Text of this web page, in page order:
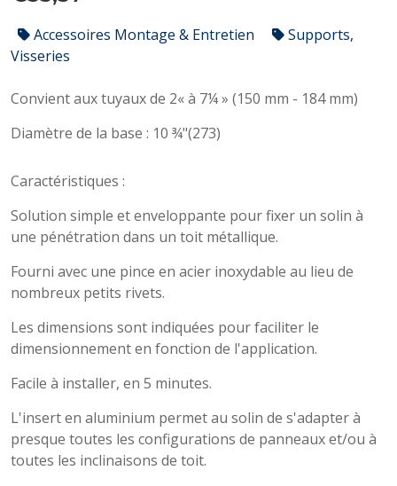
Accessoires Montage & Entretien
Supports,
Visseries
Convient aux tuyaux de 2« à 7¼ » (150 mm - 184 mm)
Diamètre de la base : 10 ¾"(273)
Caractéristiques :
Solution simple et enveloppante pour fixer un solin à
une pénétration dans un toit métallique.
Fourni avec une pince en acier inoxydable au lieu de
nombreux petits rivets.
Les dimensions sont indiquées pour faciliter le
dimensionnement en fonction de l'application.
Facile à installer, en 5 minutes.
L'insert en aluminium permet au solin de s'adapter à
presque toutes les configurations de panneaux et/ou à
toutes les inclinaisons de toit.